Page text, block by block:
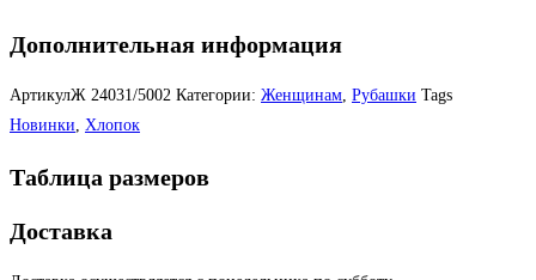
Дополнительная информация
АртикулЖ 24031/5002 Категории: Женщинам, Рубашки Tags
Новинки, Хлопок
Таблица размеров
Доставка